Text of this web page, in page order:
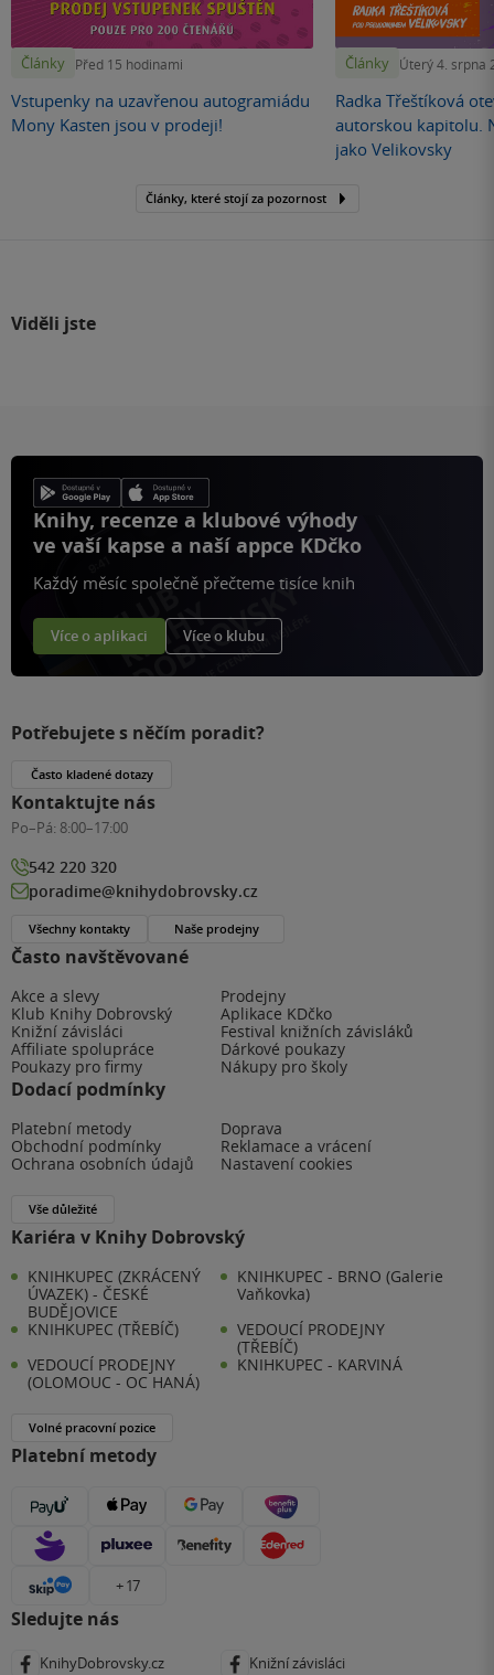
Články Před 15 hodinami
Vstupenky na uzavřenou autogramiádu
Mony Kasten jsou v prodeji!
Články Úterý 4. srpna
Radka Třeštíková
autorskou kapitolu.
jako Velikovsky
Články, které stojí za pozornost
Viděli jste
Knihy, recenze a klubové výhody
ve vaší kapse a naší appce KDčko
Každý měsíc společně přečteme tisíce knih
Více o aplikaci Více o klubu
Často navštěvované
Akce a slevy
Prodejny
Klub Knihy Dobrovský
Aplikace KDčko
Knižní závisláci
Festival knižních závisláků
Affiliate spolupráce
Dárkové poukazy
Poukazy pro firmy
Nákupy pro školy
Dodací podmínky
Platební metody
Doprava
Obchodní podmínky
Reklamace a vrácení
Ochrana osobních údajů
Nastavení cookies
Vše důležité
Kariéra v Knihy Dobrovský
KNIHKUPEC (ZKRÁCENÝ
ÚVAZEK) - ČESKÉ
BUDĚJOVICE
KNIHKUPEC - BRNO (Galerie
Vaňkovka)
KNIHKUPEC (TŘEBÍČ)
VEDOUCÍ PRODEJNY
(TŘEBÍČ)
VEDOUCÍ PRODEJNY
(OLOMOUC - OC HANÁ)
KNIHKUPEC - KARVINÁ
Volné pracovní pozice
Platební metody
+ 17
Sledujte nás
KnihyDobrovsky.cz Knižní závisláci
Potřebujete s něčím poradit?
Často kladené dotazy
Kontaktujte nás
Po–Pá: 8:00–17:00
542 220 320
poradime@knihydobrovsky.cz
Všechny kontakty Naše prodejny